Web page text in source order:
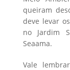
queiram
deve levar
no Jardim
Seaama.
Vale